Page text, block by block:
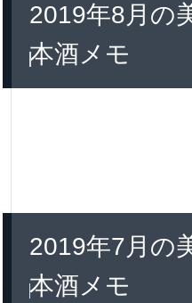
2019年8月の
本酒メモ
2019年7月の
本酒メモ